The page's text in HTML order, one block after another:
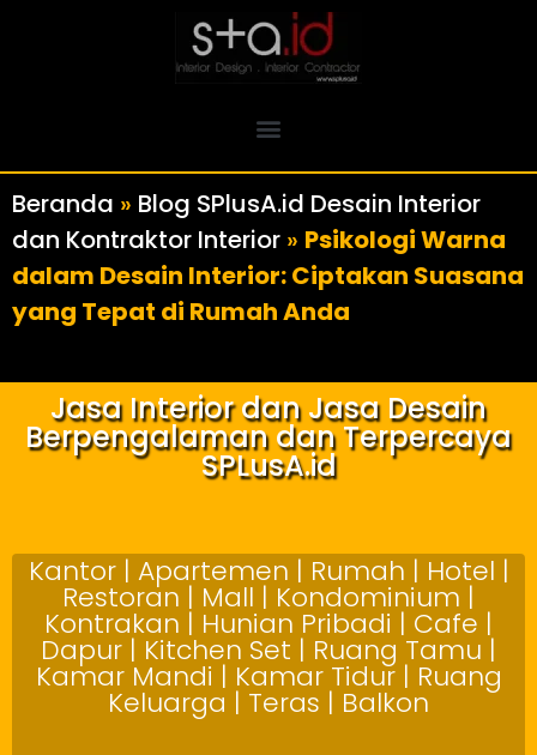
Beranda » Blog SPlusA.id Desain Interior
dan Kontraktor Interior » Psikologi Warna
dalam Desain Interior: Ciptakan Suasana
yang Tepat di Rumah Anda
Jasa Interior dan Jasa Desain
Berpengalaman dan Terpercaya
SPLusA.id
Kantor | Apartemen | Rumah | Hotel |
Restoran | Mall | Kondominium |
Kontrakan | Hunian Pribadi | Cafe |
Dapur | Kitchen Set | Ruang Tamu |
Kamar Mandi | Kamar Tidur | Ruang
Keluarga | Teras | Balkon